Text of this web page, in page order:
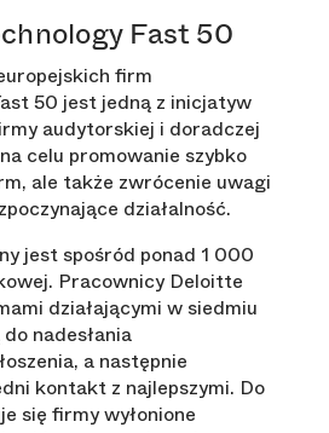
Fast 50
firm
50 jest jedną z inicjatyw
audytorskiej i doradczej
celu promowanie szybko
ale także zwrócenie uwagi
działalność.
jest spośród ponad 1 000
Pracownicy Deloitte
działającymi w siedmiu
nadesłania
a następnie
kontakt z najlepszymi. Do
się firmy wyłonione